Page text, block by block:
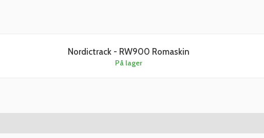
Nordictrack - RW900 Romaskin
På lager